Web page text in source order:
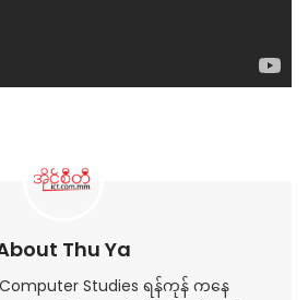
Thu Ya
Studies ရန်ကုန် ကနေ